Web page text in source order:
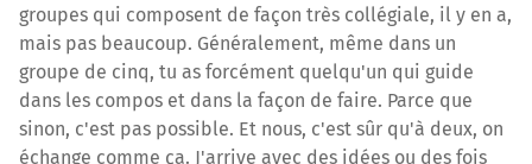
groupes qui composent de façon très collégiale, il y en a,
mais pas beaucoup. Généralement, même dans un
groupe de cinq, tu as forcément quelqu'un qui guide
dans les compos et dans la façon de faire. Parce que
sinon, c'est pas possible. Et nous, c'est sûr qu'à deux, on
échange comme ça. J'arrive avec des idées ou des fois